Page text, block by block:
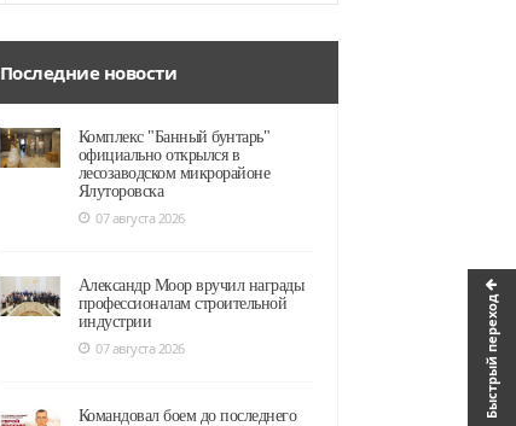
Быстрый переход
Последние новости
Комплекс "Банный бунтарь"
официально открылся в
лесозаводском микрорайоне
Ялуторовска
07 августа 2026
Александр Моор вручил награды
профессионалам строительной
индустрии
07 августа 2026
Командовал боем до последнего